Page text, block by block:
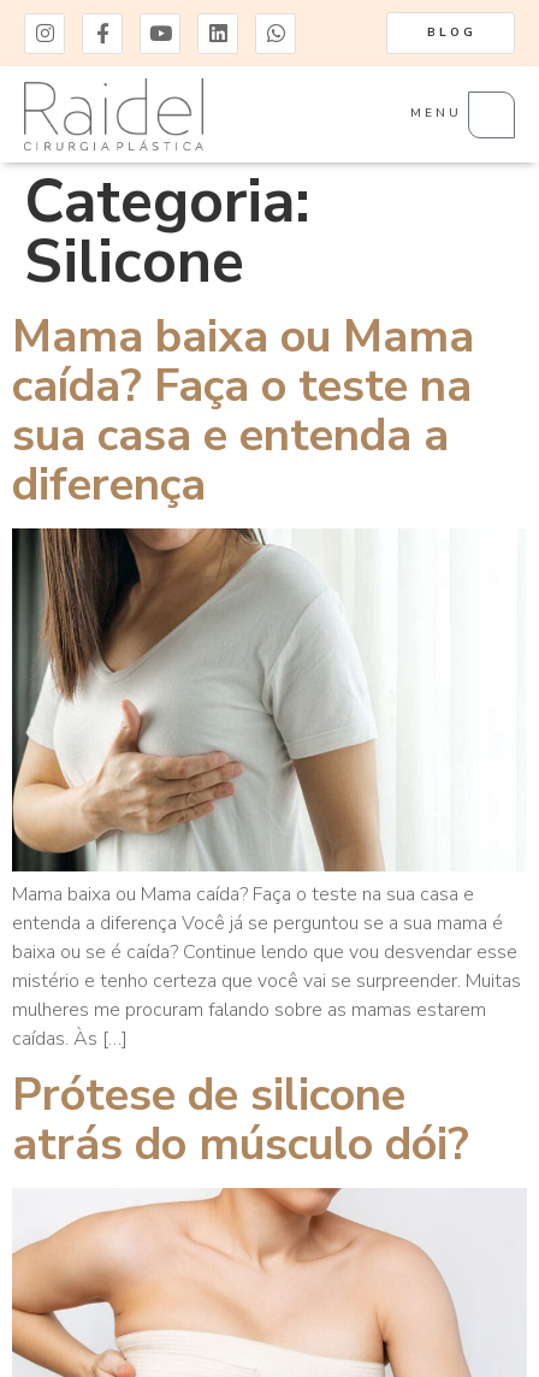
BLOG
MENU
Categoria:
Silicone
Mama baixa ou Mama
caída? Faça o teste na
sua casa e entenda a
diferença
Mama baixa ou Mama caída? Faça o teste na sua casa e
entenda a diferença Você já se perguntou se a sua mama é
baixa ou se é caída? Continue lendo que vou desvendar esse
mistério e tenho certeza que você vai se surpreender. Muitas
mulheres me procuram falando sobre as mamas estarem
caídas. Às […]
Prótese de silicone
atrás do músculo dói?